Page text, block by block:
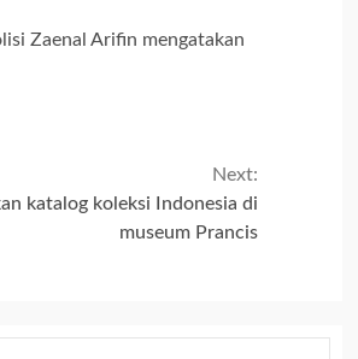
Zaenal Arifin mengatakan
Next:
katalog koleksi Indonesia di
museum Prancis